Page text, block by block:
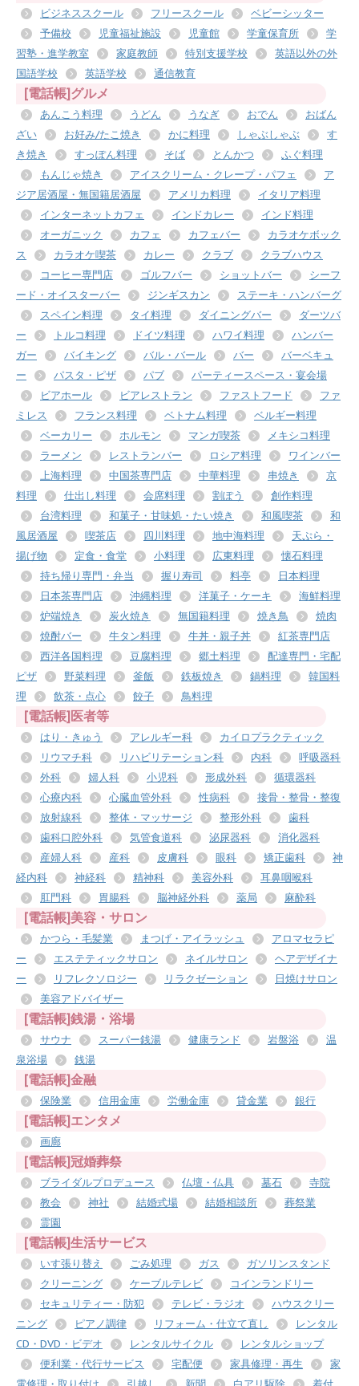
ビジネススクール フリースクール
ベビーシッター
予備校
児童福祉施設 児童館 学童保育所
学
習塾・進学教室
家庭教師 特別支援学校
英語以外の外
国語学校
英語学校 通信教育
[電話帳]グルメ
あんこう料理 うどん うなぎ おでん
おばん
ざい
お好み/たこ焼き かに料理 しゃぶしゃぶ
す
き焼き
すっぽん料理 そば とんかつ
ふぐ料理
もんじゃ焼き
アイスクリーム・クレープ・パフェ
ア
ジア居酒屋・無国籍居酒屋
アメリカ料理
イタリア料理
インターネットカフェ
インドカレー
インド料理
オーガニック
カフェ カフェバー
カラオケボック
ス
カラオケ喫茶 カレー クラブ
クラブハウス
コーヒー専門店
ゴルフバー ショットバー
シーフ
ード・オイスターバー
ジンギスカン
ステーキ・ハンバーグ
スペイン料理
タイ料理 ダイニングバー
ダーツバ
ー
トルコ料理 ドイツ料理 ハワイ料理
ハンバー
ガー
バイキング バル・バール バー
バーベキュ
ー
パスタ・ピザ パブ
パーティースペース・宴会場
ビアホール
ビアレストラン ファストフード
ファ
ミレス
フランス料理 ベトナム料理
ベルギー料理
ベーカリー
ホルモン マンガ喫茶
メキシコ料理
ラーメン
レストランバー ロシア料理
ワインバー
上海料理
中国茶専門店 中華料理 串焼き
京
料理
仕出し料理 会席料理 割ぽう
創作料理
台湾料理
和菓子・甘味処・たい焼き 和風喫茶
和
風居酒屋
喫茶店 四川料理 地中海料理
天ぷら・
揚げ物
定食・食堂 小料理 広東料理
懐石料理
持ち帰り専門・弁当
握り寿司 料亭
日本料理
日本茶専門店
沖縄料理 洋菓子・ケーキ
海鮮料理
炉端焼き
炭火焼き 無国籍料理 焼き鳥
焼肉
焼酎バー
牛タン料理 牛丼・親子丼
紅茶専門店
西洋各国料理
豆腐料理 郷土料理
配達専門・宅配
ピザ
野菜料理 釜飯 鉄板焼き 鍋料理
韓国料
理
飲茶・点心 餃子 鳥料理
[電話帳]医者等
はり・きゅう アレルギー科
カイロプラクティック
リウマチ科
リハビリテーション科 内科
呼吸器科
外科
婦人科 小児科 形成外科
循環器科
心療内科
心臓血管外科 性病科
接骨・整骨・整復
放射線科
整体・マッサージ 整形外科
歯科
歯科口腔外科
気管食道科 泌尿器科
消化器科
産婦人科
産科 皮膚科 眼科 矯正歯科
神
経内科
神経科 精神科 美容外科
耳鼻咽喉科
肛門科
胃腸科 脳神経外科 薬局 麻酔科
[電話帳]美容・サロン
かつら・毛髪業 まつげ・アイラッシュ
アロマセラピ
ー
エステティックサロン ネイルサロン
ヘアデザイナ
ー
リフレクソロジー リラクゼーション
日焼けサロン
美容アドバイザー
[電話帳]銭湯・浴場
サウナ スーパー銭湯 健康ランド 岩盤浴
温
泉浴場
銭湯
[電話帳]金融
保険業 信用金庫 労働金庫 貸金業 銀行
[電話帳]エンタメ
画廊
[電話帳]冠婚葬祭
ブライダルプロデュース 仏壇・仏具 墓石
寺院
教会
神社 結婚式場 結婚相談所
葬祭業
霊園
[電話帳]生活サービス
いす張り替え ごみ処理 ガス
ガソリンスタンド
クリーニング
ケーブルテレビ
コインランドリー
セキュリティー・防犯
テレビ・ラジオ
ハウスクリー
ニング
ピアノ調律 リフォーム・仕立て直し
レンタル
CD・DVD・ビデオ
レンタルサイクル
レンタルショップ
便利業・代行サービス
宅配便 家具修理・再生
家